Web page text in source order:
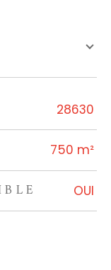
28630
750 m²
OUI